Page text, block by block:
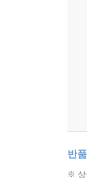
반
※ 상